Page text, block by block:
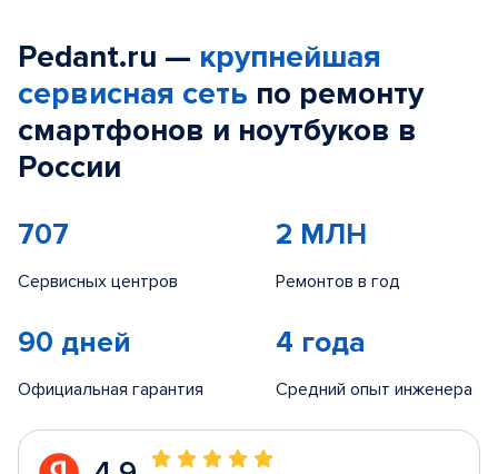
Pedant.ru — крупнейшая
сервисная сеть по ремонту
смартфонов и ноутбуков в
России
707
Сервисных центров
2 МЛН
Ремонтов в год
90 дней
Официальная гарантия
4 года
Средний опыт инженера